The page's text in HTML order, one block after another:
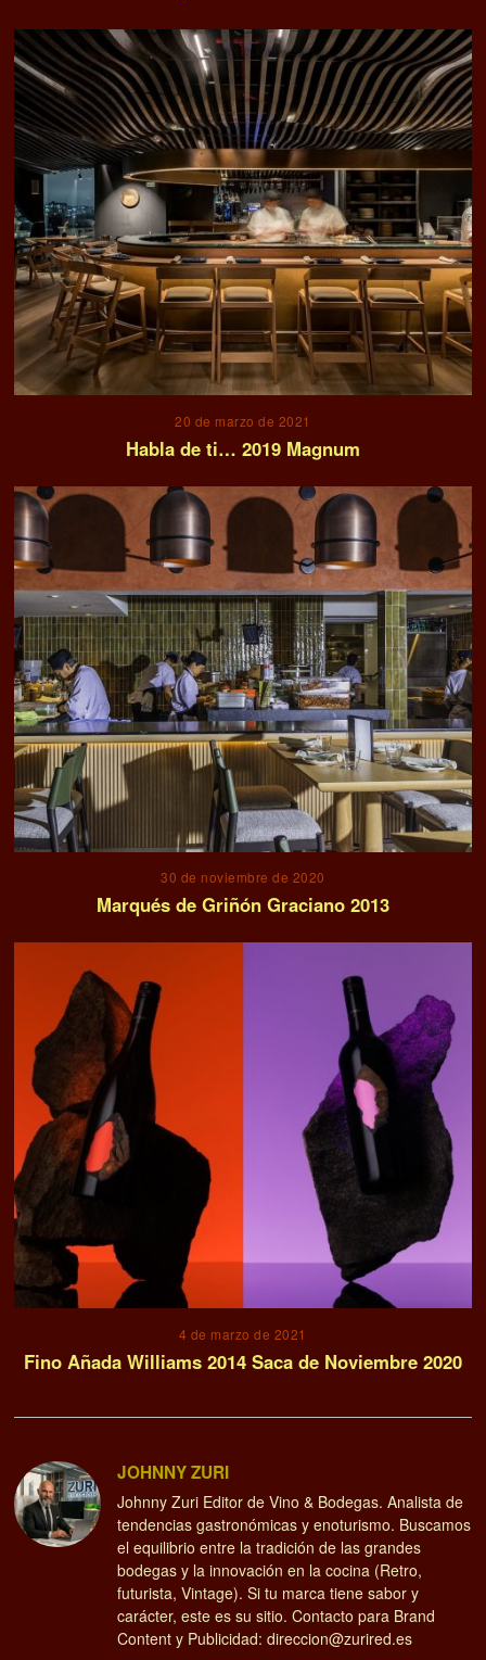
20 de marzo de 2021
Habla de ti… 2019 Magnum
30 de noviembre de 2020
Marqués de Griñón Graciano 2013
4 de marzo de 2021
Fino Añada Williams 2014 Saca de Noviembre 2020
JOHNNY ZURI
Johnny Zuri Editor de Vino & Bodegas. Analista de
tendencias gastronómicas y enoturismo. Buscamos
el equilibrio entre la tradición de las grandes
bodegas y la innovación en la cocina (Retro,
futurista, Vintage). Si tu marca tiene sabor y
carácter, este es su sitio. Contacto para Brand
Content y Publicidad: direccion@zurired.es